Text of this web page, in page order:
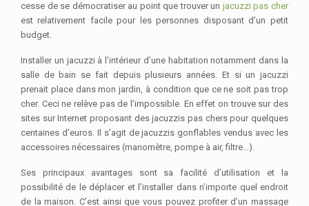
cesse de se démocratiser au point que trouver un jacuzzi pas cher
est relativement facile pour les personnes disposant d’un petit
budget.
Installer un jacuzzi à l’intérieur d’une habitation notamment dans la
salle de bain se fait depuis plusieurs années. Et si un jacuzzi
prenait place dans mon jardin, à condition que ce ne soit pas trop
cher. Ceci ne relève pas de l’impossible. En effet on trouve sur des
sites sur Internet proposant des jacuzzis pas chers pour quelques
centaines d’euros. Il s’agit de jacuzzis gonflables vendus avec les
accessoires nécessaires (manomètre, pompe à air, filtre…).
Ses principaux avantages sont sa facilité d’utilisation et la
possibilité de le déplacer et l’installer dans n’importe quel endroit
de la maison. C’est ainsi que vous pouvez profiter d’un massage